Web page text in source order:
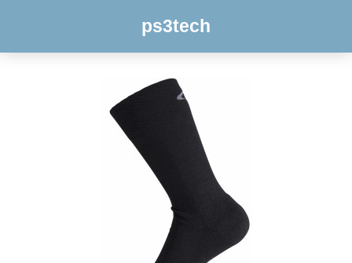
ps3tech